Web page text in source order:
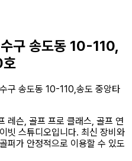
구 송도동 10-110,
구 송도동 10-110,송도 중앙타
레슨, 골프 프로 클래스, 골프 연
빗 스튜디오입니다. 최신 장비와
골퍼가 안정적으로 이용할 수 있도